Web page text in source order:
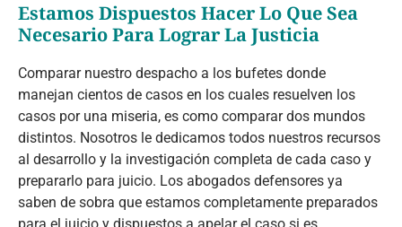
Estamos Dispuestos Hacer Lo Que Sea
Necesario Para Lograr La Justicia
Comparar nuestro despacho a los bufetes donde
manejan cientos de casos en los cuales resuelven los
casos por una miseria, es como comparar dos mundos
distintos. Nosotros le dedicamos todos nuestros recursos
al desarrollo y la investigación completa de cada caso y
prepararlo para juicio. Los abogados defensores ya
saben de sobra que estamos completamente preparados